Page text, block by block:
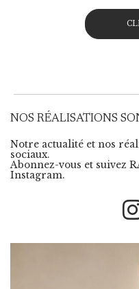
NOS RÉALISATIONS
Notre actualité et nos
sociaux.
Abonnez-vous et suivez
Instagram.